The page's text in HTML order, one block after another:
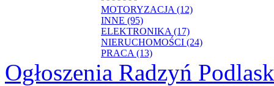
MOTORYZACJA (12)
INNE (95)
ELEKTRONIKA (17)
NIERUCHOMOŚCI (24)
PRACA (13)
Ogłoszenia Radzyń